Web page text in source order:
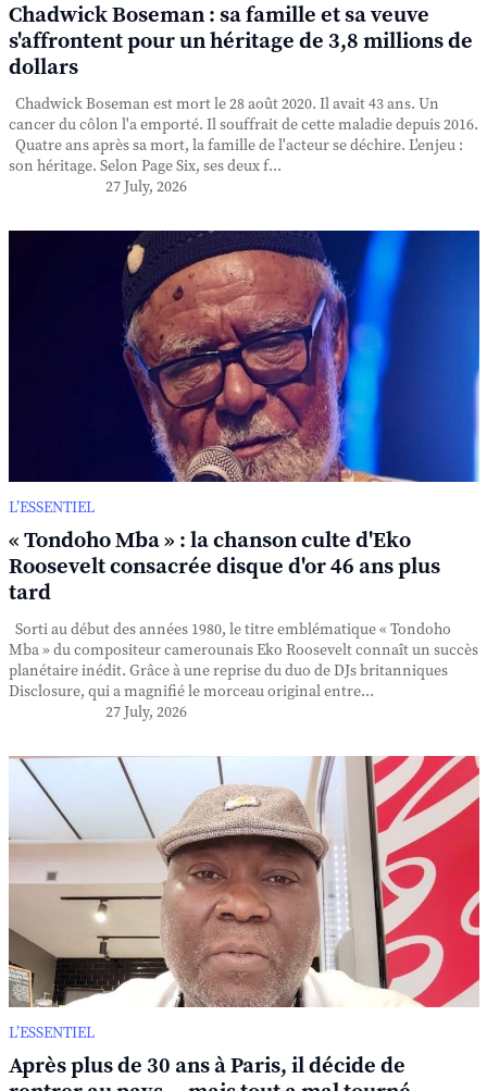
Chadwick Boseman : sa famille et sa veuve
s'affrontent pour un héritage de 3,8 millions de
dollars
Chadwick Boseman est mort le 28 août 2020. Il avait 43 ans. Un
cancer du côlon l'a emporté. Il souffrait de cette maladie depuis 2016.
Quatre ans après sa mort, la famille de l'acteur se déchire. L'enjeu :
son héritage. Selon Page Six, ses deux f...
27 July, 2026
L’ESSENTIEL
« Tondoho Mba » : la chanson culte d'Eko
Roosevelt consacrée disque d'or 46 ans plus
tard
Sorti au début des années 1980, le titre emblématique « Tondoho
Mba » du compositeur camerounais Eko Roosevelt connaît un succès
planétaire inédit. Grâce à une reprise du duo de DJs britanniques
Disclosure, qui a magnifié le morceau original entre...
27 July, 2026
L’ESSENTIEL
Après plus de 30 ans à Paris, il décide de